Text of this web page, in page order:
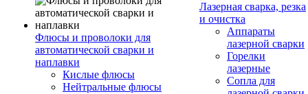
Флюсы и проволоки для
автоматической сварки и
наплавки
Кислые флюсы
Нейтральные флюсы
Лазерная сварка, резка
и очистка
Аппараты
лазерной сварки
Горелки
лазерные
Сопла для